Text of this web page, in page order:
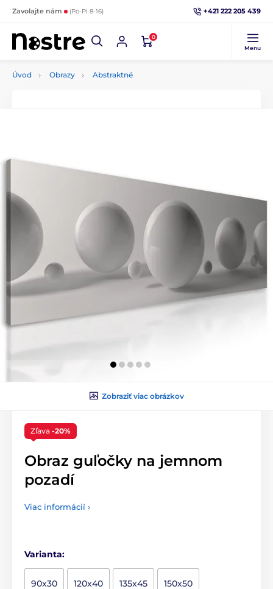
Zavolajte nám (Po-Pi 8-16) +421 222 205 439
0
Menu
Úvod Obrazy Abstraktné
Zobraziť viac obrázkov
Zľava -20%
Obraz guľočky na jemnom
pozadí
Viac informácií ›
Varianta:
90x30 120x40 135x45 150x50